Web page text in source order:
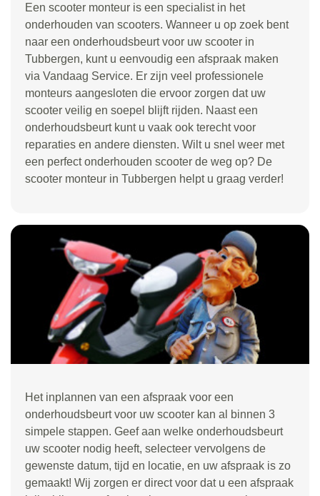
Een scooter monteur is een specialist in het
onderhouden van scooters. Wanneer u op zoek bent
naar een onderhoudsbeurt voor uw scooter in
Tubbergen, kunt u eenvoudig een afspraak maken
via Vandaag Service. Er zijn veel professionele
monteurs aangesloten die ervoor zorgen dat uw
scooter veilig en soepel blijft rijden. Naast een
onderhoudsbeurt kunt u vaak ook terecht voor
reparaties en andere diensten. Wilt u snel weer met
een perfect onderhouden scooter de weg op? De
scooter monteur in Tubbergen helpt u graag verder!
Het inplannen van een afspraak voor een
onderhoudsbeurt voor uw scooter kan al binnen 3
simpele stappen. Geef aan welke onderhoudsbeurt
uw scooter nodig heeft, selecteer vervolgens de
gewenste datum, tijd en locatie, en uw afspraak is zo
gemaakt! Wij zorgen er direct voor dat u een afspraak